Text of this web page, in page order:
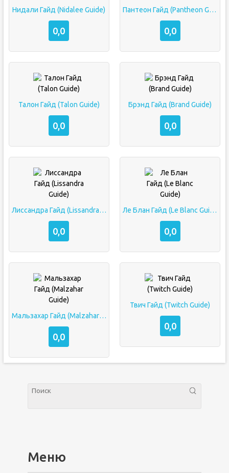
Нидали Гайд (Nidalee Guide)
0,0
Пантеон Гайд (Pantheon Guide)
0,0
Талон Гайд (Talon Guide)
0,0
Брэнд Гайд (Brand Guide)
0,0
Лиссандра Гайд (Lissandra Guide)
0,0
Ле Блан Гайд (Le Blanc Guide)
0,0
Мальзахар Гайд (Malzahar Guide)
0,0
Твич Гайд (Twitch Guide)
0,0
Меню